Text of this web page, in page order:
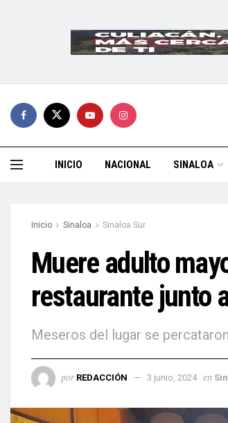
INICIO NACIONAL SINALOA
Inicio Sinaloa Sinaloa Sur
Muere adulto
restaurante junto
Meseros del lugar se
por REDACCIÓN 3 junio, 2024 en